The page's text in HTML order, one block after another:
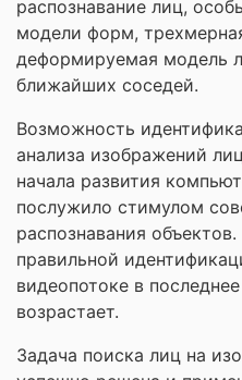
распознавание лиц,
модели форм,
деформируемая модель
ближайших соседей.
Возможность
анализа изображений
начала развития
послужило стимулом
распознавания
правильной
видеопотоке в
возрастает.
Задача поиска лиц на